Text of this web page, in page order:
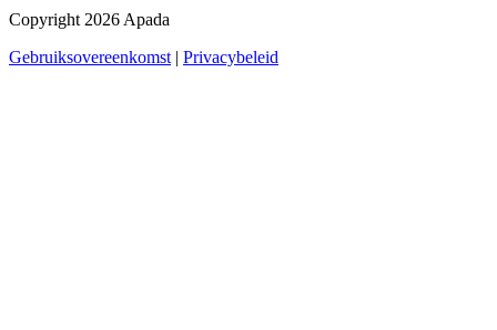
Copyright 2026 Apada
Gebruiksovereenkomst | Privacybeleid